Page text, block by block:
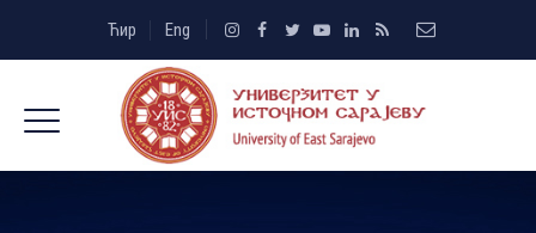
Ћир Eng